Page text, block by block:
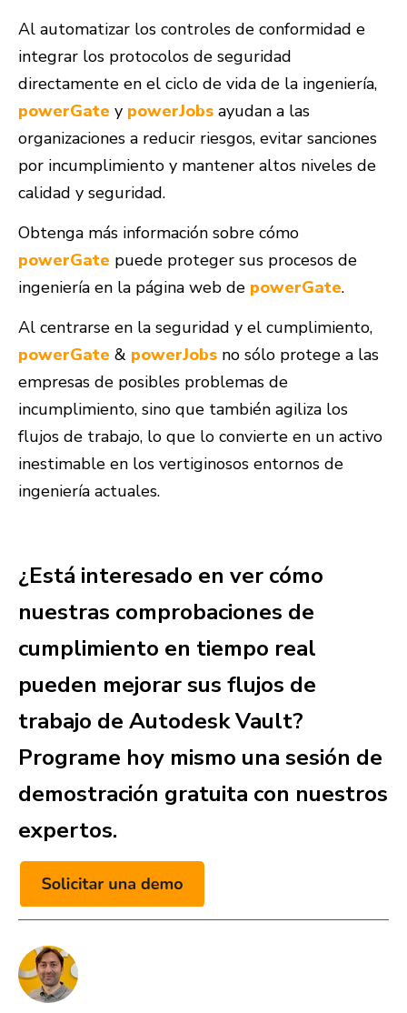
Al automatizar los controles de conformidad e
integrar los protocolos de seguridad
directamente en el ciclo de vida de la ingeniería,
powerGate y powerJobs ayudan a las
organizaciones a reducir riesgos, evitar sanciones
por incumplimiento y mantener altos niveles de
calidad y seguridad.
Obtenga más información sobre cómo
powerGate puede proteger sus procesos de
ingeniería en la página web de powerGate.
Al centrarse en la seguridad y el cumplimiento,
powerGate & powerJobs no sólo protege a las
empresas de posibles problemas de
incumplimiento, sino que también agiliza los
flujos de trabajo, lo que lo convierte en un activo
inestimable en los vertiginosos entornos de
ingeniería actuales.
¿Está interesado en ver cómo
nuestras comprobaciones de
cumplimiento en tiempo real
pueden mejorar sus flujos de
trabajo de Autodesk Vault?
Programe hoy mismo una sesión de
demostración gratuita con nuestros
expertos.